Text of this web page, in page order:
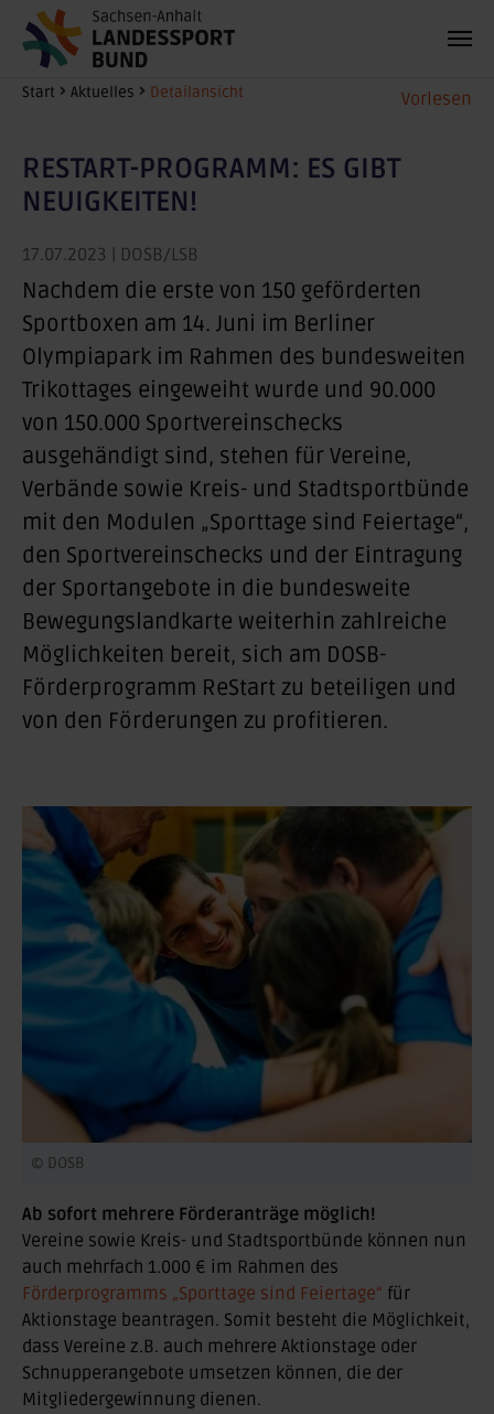
Zum Hauptinhalt springen Vorlesen
Sie sind hier:
Start Aktuelles Detailansicht
RESTART-PROGRAMM: ES GIBT
NEUIGKEITEN!
17.07.2023 | DOSB/LSB
Nachdem die erste von 150 geförderten
Sportboxen am 14. Juni im Berliner
Olympiapark im Rahmen des bundesweiten
Trikottages eingeweiht wurde und 90.000
von 150.000 Sportvereinschecks
ausgehändigt sind, stehen für Vereine,
Verbände sowie Kreis- und Stadtsportbünde
mit den Modulen „Sporttage sind Feiertage“,
den Sportvereinschecks und der Eintragung
der Sportangebote in die bundesweite
Bewegungslandkarte weiterhin zahlreiche
Möglichkeiten bereit, sich am DOSB-
Förderprogramm ReStart zu beteiligen und
von den Förderungen zu profitieren.
© DOSB
Ab sofort mehrere Förderanträge möglich!
Vereine sowie Kreis- und Stadtsportbünde können nun
auch mehrfach 1.000 € im Rahmen des
Förderprogramms „Sporttage sind Feiertage“ für
Aktionstage beantragen. Somit besteht die Möglichkeit,
dass Vereine z.B. auch mehrere Aktionstage oder
Schnupperangebote umsetzen können, die der
Mitgliedergewinnung dienen.